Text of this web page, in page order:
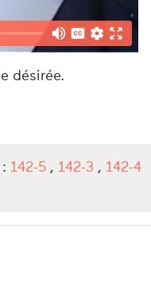
désirée.
142-5 , 142-3 , 142-4